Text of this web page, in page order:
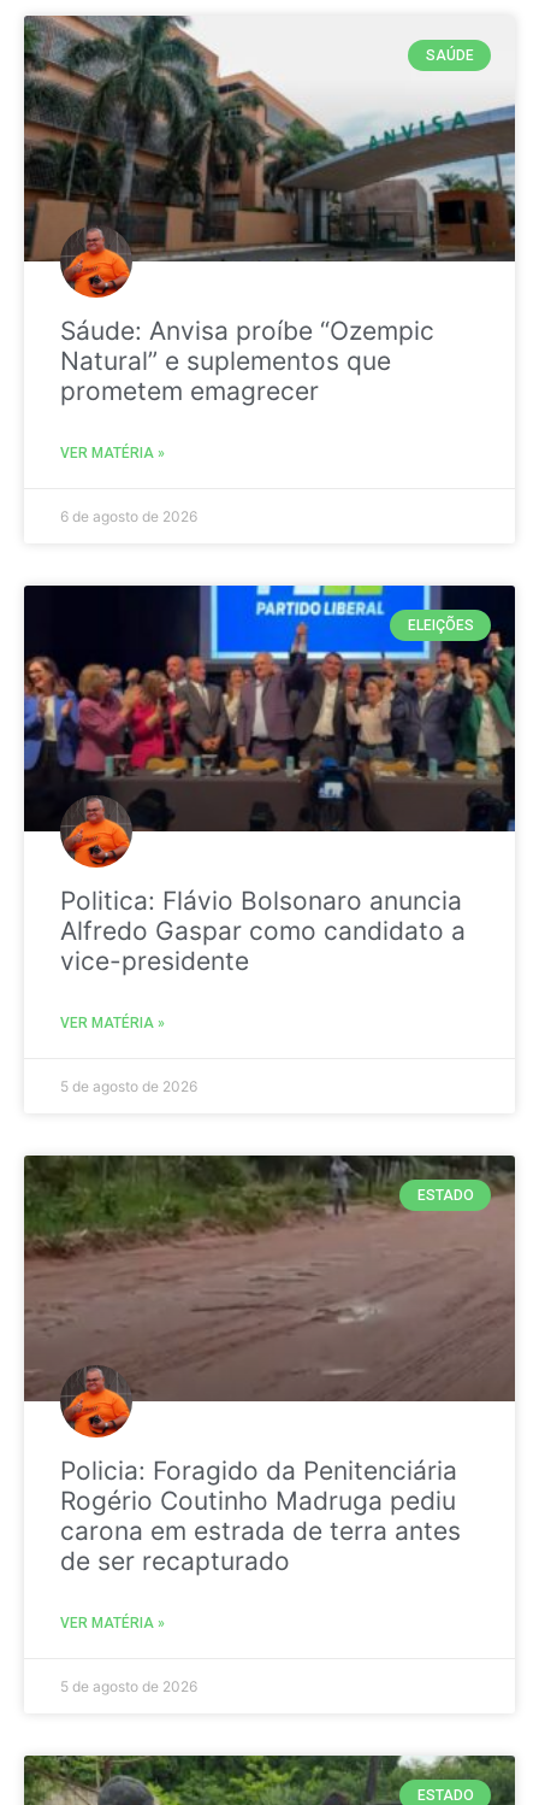
SAÚDE
Sáude: Anvisa proíbe “Ozempic
Natural” e suplementos que
prometem emagrecer
VER MATÉRIA »
6 de agosto de 2026
ELEIÇÕES
Politica: Flávio Bolsonaro anuncia
Alfredo Gaspar como candidato a
vice-presidente
VER MATÉRIA »
5 de agosto de 2026
ESTADO
Policia: Foragido da Penitenciária
Rogério Coutinho Madruga pediu
carona em estrada de terra antes
de ser recapturado
VER MATÉRIA »
5 de agosto de 2026
ESTADO